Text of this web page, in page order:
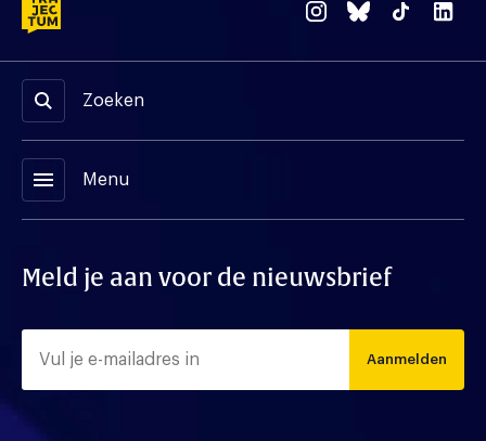
Zoeken
menu Menu
Meld je aan voor de nieuwsbrief
Aanmelden